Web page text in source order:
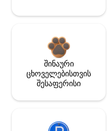
შინაური
ცხოველებისთვის
შესაფერისი